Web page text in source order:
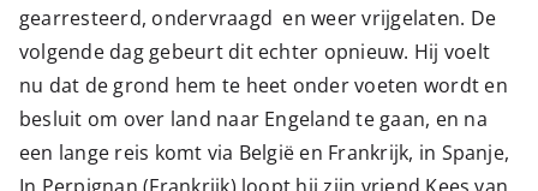
gearresteerd, ondervraagd en weer vrijgelaten. De
volgende dag gebeurt dit echter opnieuw. Hij voelt
nu dat de grond hem te heet onder voeten wordt en
besluit om over land naar Engeland te gaan, en na
een lange reis komt via België en Frankrijk, in Spanje,